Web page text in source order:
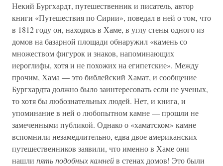
Некий Бургхардт, путешественник и писатель, автор
книги «Путешествия по Сирии», поведал в ней о том, что
в 1812 году он, находясь в Хаме, в углу стены одного из
домов на базарной площади обнаружил «камень со
множеством фигурок и знаков, напоминающих
иероглифы, хотя и не похожих на египетские». Между
прочим, Хама — это библейский Хамат, и сообщение
Бургхардта должно было заинтересовать если не ученых,
то хотя бы любознательных людей. Нет, и книга, и
упоминание в ней о любопытном камне — прошли не
замеченными публикой. Однако о «хаматском» камне
вспомнили незамедлительно, едва двое американских
путешественников заявили, что именно в Хаме они
нашли пять подобных камнейв стенах домов! Это были